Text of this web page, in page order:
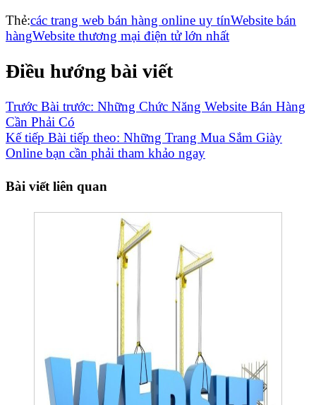
Thẻ:các trang web bán hàng online uy tínWebsite bán
hàngWebsite thương mại điện tử lớn nhất
Điều hướng bài viết
Trước Bài trước: Những Chức Năng Website Bán Hàng
Cần Phải Có
Kế tiếp Bài tiếp theo: Những Trang Mua Sắm Giày
Online bạn cần phải tham khảo ngay
Bài viết liên quan